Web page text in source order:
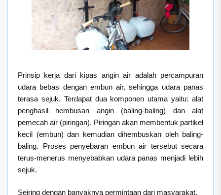
Prinsip kerja dari kipas angin air adalah percampuran
udara bebas dengan embun air, sehingga udara panas
terasa sejuk. Terdapat dua komponen utama yaitu: alat
penghasil hembusan angin (baling-baling) dan alat
pemecah air (piringan). Piringan akan membentuk partikel
kecil (embun) dan kemudian dihembuskan oleh baling-
baling. Proses penyebaran embun air tersebut secara
terus-menerus menyebabkan udara panas menjadi lebih
sejuk.
Seiring dengan banyaknya permintaan dari masyarakat,